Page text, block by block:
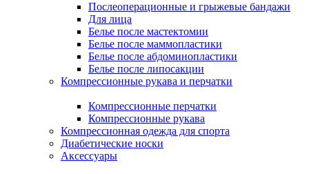
Послеоперационные и грыжевые бандажи
Для лица
Белье после мастектомии
Белье после маммопластики
Белье после абдоминопластики
Белье после липосакции
Компрессионные рукава и перчатки
Компрессионные перчатки
Компрессионные рукава
Компрессионная одежда для спорта
Диабетические носки
Аксессуары